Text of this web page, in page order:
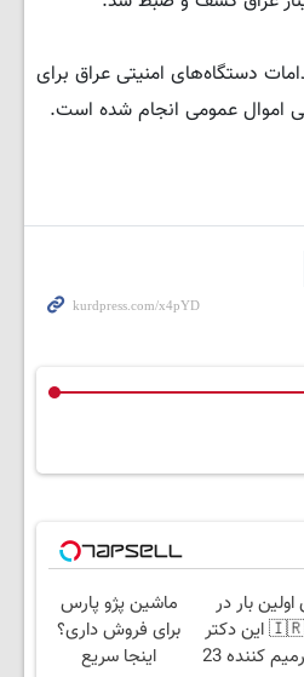
دستگاه‌های امنیتی عراق برای
اموال عمومی انجام شده است.
اولین بار در
ایران🇮🇷 این دکتر
کرم ترمیم کننده 23
ماشین پژو پارس
برای فروش داری؟
اینجا سریع